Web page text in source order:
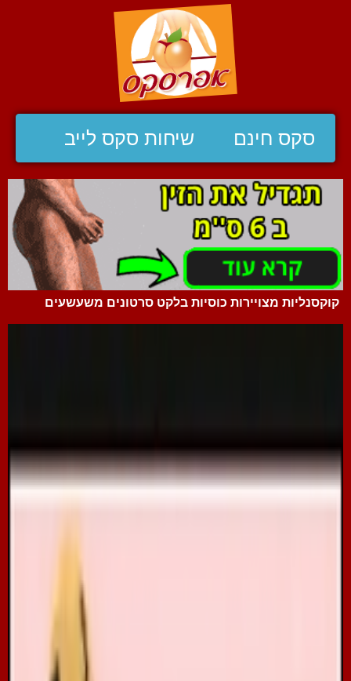
סקס חינם שיחות סקס לייב
קוקסנליות מצויירות כוסיות בלקט סרטונים משעשעים